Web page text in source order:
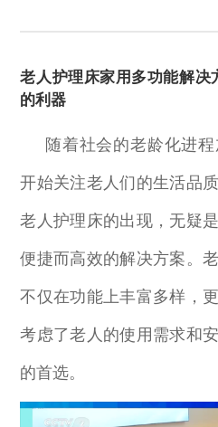
老人护理床家用多功能解决
的利器
随着社会的老龄化进
开始关注老人们的生活品
老人护理床的出现，无疑
便捷而高效的解决方案。
不仅在功能上丰富多样，
考虑了老人的使用需求和
的首选。